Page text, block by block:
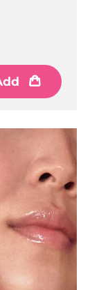
device
Gel
Solution
.
Set
PAP gel
日期
日期 13/08/2026
09/08/2026
日期 10/08/2026
日期07/08/2026
日期